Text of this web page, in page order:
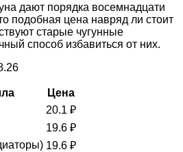
дают порядка восемнадцати
подобная цена навряд ли стоит
старые чугунные
способ избавиться от них.
Цена
20.1 ₽
19.6 ₽
19.6 ₽